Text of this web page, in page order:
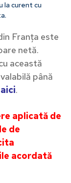
la curent cu
Franța este
netă.
această
până
aici.
aplicată de
de
acordată